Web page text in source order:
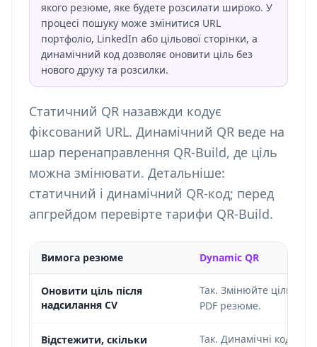
якого резюме, яке будете розсилати широко. У
процесі пошуку може змінитися URL
портфоліо, LinkedIn або цільової сторінки, а
динамічний код дозволяє оновити ціль без
нового друку та розсилки.
Статичний QR назавжди кодує
фіксований URL. Динамічний QR веде на
шар перенаправлення QR-Build, де ціль
можна змінювати. Детальніше:
статичний і динамічний QR-код; перед
апгрейдом перевірте тарифи QR-Build.
Вимога резюме Dynamic QR
Оновити ціль після
надсилання CV
Так. Змінюйте ціль у
PDF резюме.
Відстежити, скільки Так. Динамічні коди